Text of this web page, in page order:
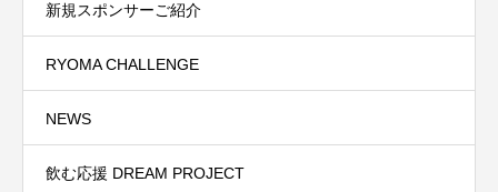
新規スポンサーご紹介
RYOMA CHALLENGE
NEWS
飲む応援 DREAM PROJECT